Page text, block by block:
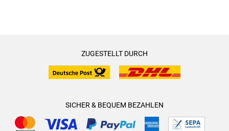
ZUGESTELLT DURCH
SICHER & BEQUEM BEZAHLEN